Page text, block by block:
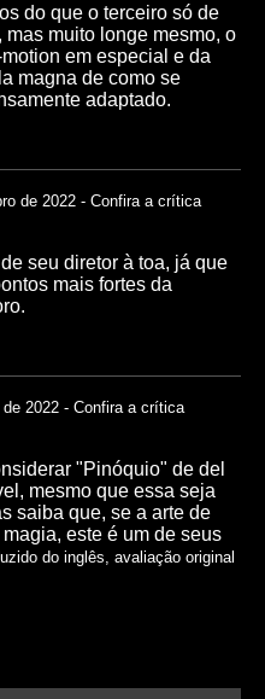
do que o terceiro só de
muito longe mesmo, o
em especial e da
magna de como se
adaptado.
de 2022 - Confira a crítica
seu diretor à toa, já que
mais fortes da
de 2022 - Confira a crítica
"Pinóquio" de del
mesmo que essa seja
saiba que, se a arte de
este é um de seus
do inglês, avaliação original